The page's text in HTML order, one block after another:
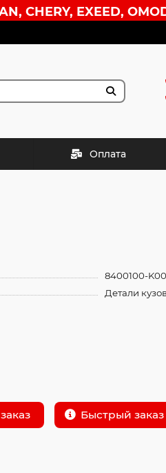
CHERY, EXEED,
Оплата
8400100-K00
Детали
Быстрый заказ